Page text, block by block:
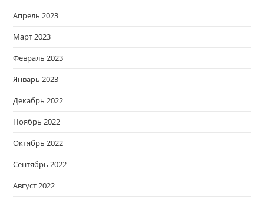
Апрель 2023
Март 2023
Февраль 2023
Январь 2023
Декабрь 2022
Ноябрь 2022
Октябрь 2022
Сентябрь 2022
Август 2022